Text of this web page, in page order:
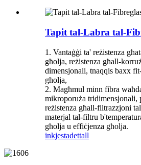
Tapit tal-Labra tal-
1. Vantaġġi ta' reżistenza
għolja, reżistenza għall-
dimensjonali, tnaqqis baxx
għolja,
2. Magħmul minn fibra
mikroporuża tridimensjonali,
reżistenza għall-filtrazzjoni
materjal tal-filtru
għolja u effiċjenza għolja.
inkjestadettall